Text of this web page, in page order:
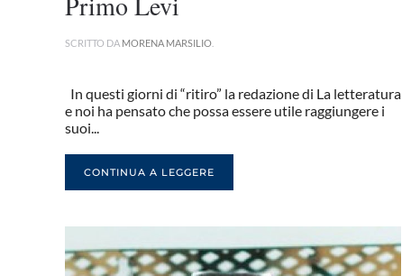
SCRITTO DA MORENA MARSILIO
In questi giorni di “ritiro” la redazione di La letteratura
e noi ha pensato che possa essere utile raggiungere i
suoi...
CONTINUA A LEGGERE